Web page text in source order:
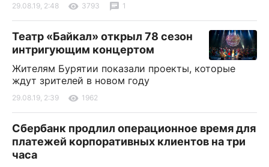
29.08.19, 2:48 3793 1
Театр «Байкал» открыл 78 сезон
интригующим концертом
Жителям Бурятии показали проекты, которые
ждут зрителей в новом году
29.08.19, 2:39 1962
Сбербанк продлил операционное время для
платежей корпоративных клиентов на три
часа